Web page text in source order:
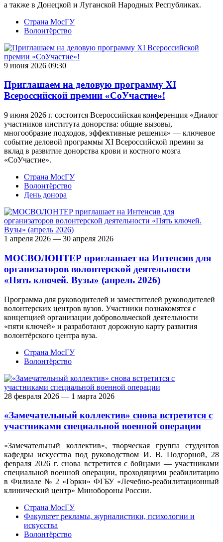
а также в Донецкой и Луганской Народных Республиках.
Страна МосГУ
Волонтёрство
9 июня 2026 09:30
Приглашаем на деловую программу XI
Всероссийской премии «СоУчастие»!
9 июня 2026 г. состоится Всероссийская конференция «Диалог
участников института донорства: общие вызовы,
многообразие подходов, эффективные решения» — ключевое
событие деловой программы XI Всероссийской премии за
вклад в развитие донорства крови и костного мозга
«СоУчастие».
Страна МосГУ
Волонтёрство
День донора
1 апреля 2026 — 30 апреля 2026
МОСВОЛОНТЕР приглашает на Интенсив для
организаторов волонтерской деятельности
«Пять ключей. Вузы» (апрель 2026)
Программа для руководителей и заместителей руководителей
волонтерских центров вузов. Участники познакомятся с
концепцией организации добровольческой деятельности
«пяти ключей» и разработают дорожную карту развития
волонтёрского центра вуза.
Страна МосГУ
Волонтёрство
28 февраля 2026 — 1 марта 2026
«Замечательный коллектив» снова встретится с
участниками специальной военной операции
«Замечательный коллектив», творческая группа студентов
кафедры искусства под руководством И. В. Подгорной, 28
февраля 2026 г. снова встретится с бойцами — участниками
специальной военной операции, проходящими реабилитацию
в Филиале № 2 «Горки» ФГБУ «Лечебно‑реабилитационный
клинический центр» Минобороны России.
Страна МосГУ
Факультет рекламы, журналистики, психологии и
искусства
Волонтёрство